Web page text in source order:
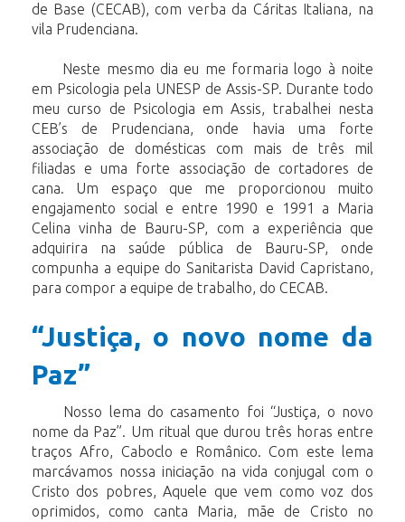
de Base (CECAB), com verba da Cáritas Italiana, na
vila Prudenciana.
Neste mesmo dia eu me formaria logo à noite
em Psicologia pela UNESP de Assis-SP. Durante todo
meu curso de Psicologia em Assis, trabalhei nesta
CEB’s de Prudenciana, onde havia uma forte
associação de domésticas com mais de três mil
filiadas e uma forte associação de cortadores de
cana. Um espaço que me proporcionou muito
engajamento social e entre 1990 e 1991 a Maria
Celina vinha de Bauru-SP, com a experiência que
adquirira na saúde pública de Bauru-SP, onde
compunha a equipe do Sanitarista David Capristano,
para compor a equipe de trabalho, do CECAB.
“Justiça, o novo nome da
Paz”
Nosso lema do casamento foi “Justiça, o novo
nome da Paz”. Um ritual que durou três horas entre
traços Afro, Caboclo e Românico. Com este lema
marcávamos nossa iniciação na vida conjugal com o
Cristo dos pobres, Aquele que vem como voz dos
oprimidos, como canta Maria, mãe de Cristo no